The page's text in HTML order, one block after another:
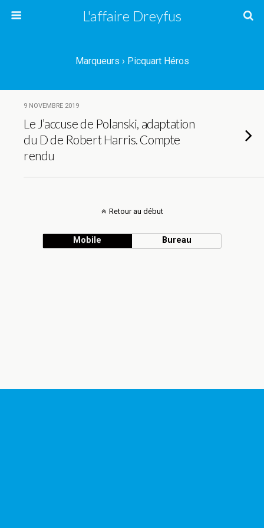
L'affaire Dreyfus
Marqueurs › Picquart Héros
9 NOVEMBRE 2019
Le J’accuse de Polanski, adaptation
du D de Robert Harris. Compte
rendu
Retour au début
Mobile Bureau